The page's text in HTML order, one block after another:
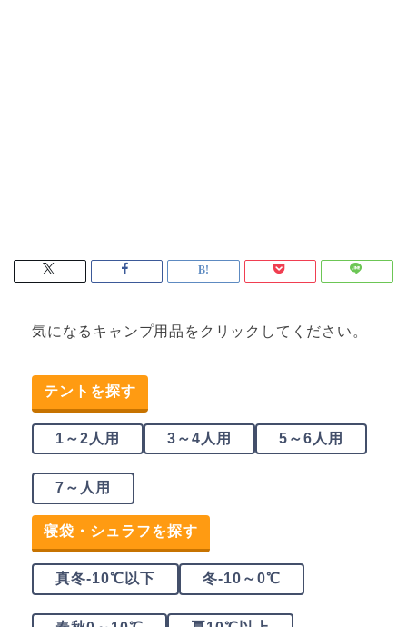
気になるキャンプ用品をクリックしてください。
テントを探す
1～2人用 3～4人用 5～6人用
7～人用
寝袋・シュラフを探す
真冬-10℃以下 冬-10～0℃